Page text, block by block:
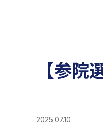
【参
2025.07.10